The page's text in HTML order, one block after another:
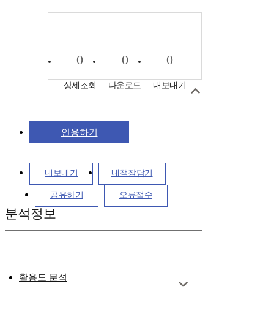
0
상세조회
0
다운로드
0
내보내기
인용하기
내보내기 내책장담기
공유하기 오류접수
분석정보
활용도 분석